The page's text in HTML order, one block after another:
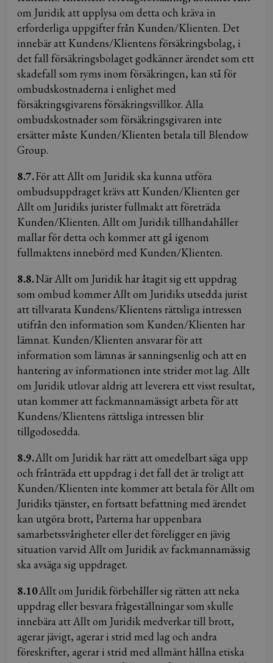
om Juridik att upplysa om detta och kräva in
erforderliga uppgifter från Kunden/Klienten. Det
innebär att Kundens/Klientens försäkringsbolag, i
det fall försäkringsbolaget godkänner ärendet som ett
skadefall som ryms inom försäkringen, kan stå för
ombudskostnaderna i enlighet med
försäkringsgivarens försäkringsvillkor. Alla
ombudskostnader som försäkringsgivaren inte
ersätter måste Kunden/Klienten betala till Blendow
Group.
8.7.För att Allt om Juridik ska kunna utföra
ombudsuppdraget krävs att Kunden/Klienten ger
Allt om Juridiks jurister fullmakt att företräda
Kunden/Klienten. Allt om Juridik tillhandahåller
mallar för detta och kommer att gå igenom
fullmaktens innebörd med Kunden/Klienten.
8.8.När Allt om Juridik har åtagit sig ett uppdrag
som ombud kommer Allt om Juridiks utsedda jurist
att tillvarata Kundens/Klientens rättsliga intressen
utifrån den information som Kunden/Klienten har
lämnat. Kunden/Klienten ansvarar för att
information som lämnas är sanningsenlig och att en
hantering av informationen inte strider mot lag. Allt
om Juridik utlovar aldrig att leverera ett visst resultat,
utan kommer att fackmannamässigt arbeta för att
Kundens/Klientens rättsliga intressen blir
tillgodosedda.
8.9.Allt om Juridik har rätt att omedelbart säga upp
och frånträda ett uppdrag i det fall det är troligt att
Kunden/Klienten inte kommer att betala för Allt om
Juridiks tjänster, en fortsatt befattning med ärendet
kan utgöra brott, Parterna har uppenbara
samarbetssvårigheter eller det föreligger en jävig
situation varvid Allt om Juridik av fackmannamässig
ska avsäga sig uppdraget.
8.10Allt om Juridik förbehåller sig rätten att neka
uppdrag eller besvara frågeställningar som skulle
innebära att Allt om Juridik medverkar till brott,
agerar jävigt, agerar i strid med lag och andra
föreskrifter, agerar i strid med allmänt hållna etiska